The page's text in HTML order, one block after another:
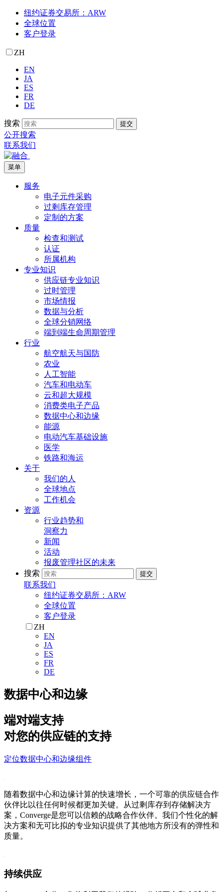
纽约证券交易所：ARW
全球位置
客户登录
ZH
EN
JA
ES
FR
DE
搜索 提交
公开搜索
联系我们
菜单
服务
电子元件采购
过剩库存管理
定制的方案
质量
检查和测试
认证
所属机构
专业知识
供应链专业知识
过时管理
市场情报
数据与分析
全球分销网络
端到端生命周期管理
行业
航空航天与国防
农业
人工智能
汽车和电动车
云和超大规模
消费类电子产品
数据中心和边缘
能源
电动汽车基础设施
医学
铁路和海运
关于
我们的人
全球地点
工作机会
资源
行业趋势和
洞察力
新闻
活动
报废管理社区的未来
搜索
提交
联系我们
纽约证券交易所：ARW
全球位置
客户登录
ZH
EN
JA
ES
FR
DE
数据中心和边缘
端对端支持
对您的供应链的支持
定位数据中心和边缘组件
随着数据中心和边缘计算的快速增长，一个可靠的供应链合作
伙伴比以往任何时候都更加关键。从过剩库存到存储解决方
案，Converge是您可以信赖的战略合作伙伴。我们个性化的解
决方案和无可比拟的专业知识提供了其他地方所没有的弹性和
质量。
持续供应